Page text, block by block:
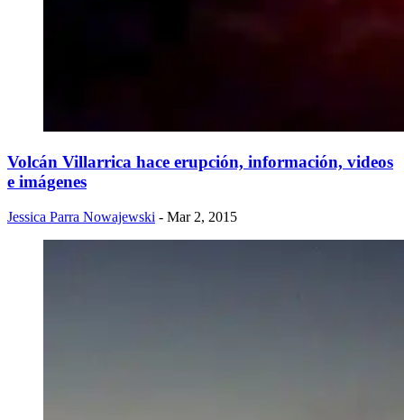
Volcán Villarrica hace erupción, información, videos
e imágenes
Jessica Parra Nowajewski - Mar 2, 2015